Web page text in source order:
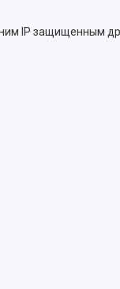
IP защищенным